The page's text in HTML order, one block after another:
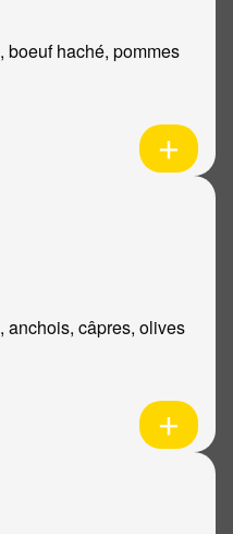
boeuf haché, pommes
anchois, câpres, olives